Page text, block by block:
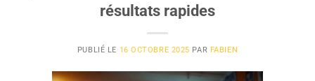
résultats rapides
PUBLIÉ LE 16 OCTOBRE 2025 PAR FABIEN